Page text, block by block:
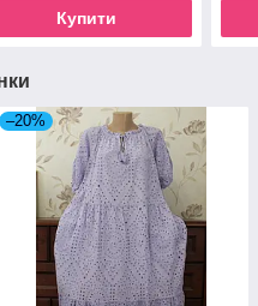
Купити
–20%